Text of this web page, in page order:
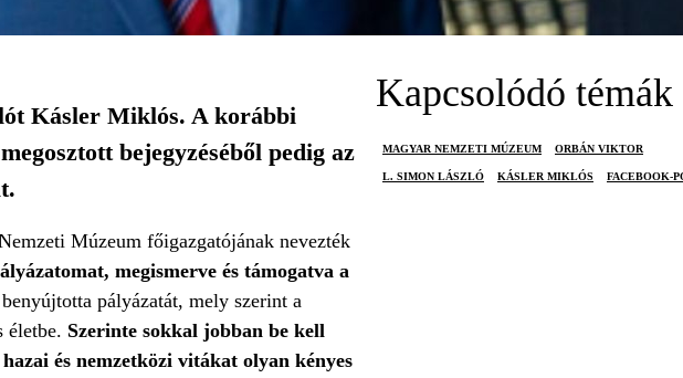
Kásler Miklós. A korábbi
bejegyzéséből pedig az
Múzeum főigazgatójának nevezték
megismerve és támogatva a
pályázatát, mely szerint a
életbe. Szerinte sokkal jobban be kell
és nemzetközi vitákat olyan kényes
Kapcsolódó témák
MAGYAR NEMZETI MÚZEUM ORBÁN VIKTOR
L. SIMON LÁSZLÓ KÁSLER MIKLÓS FACEBOOK-